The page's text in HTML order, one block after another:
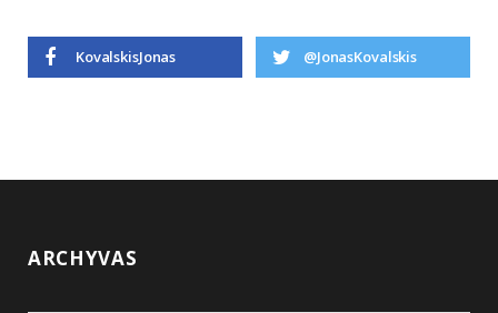
KovalskisJonas @JonasKovalskis
ARCHYVAS